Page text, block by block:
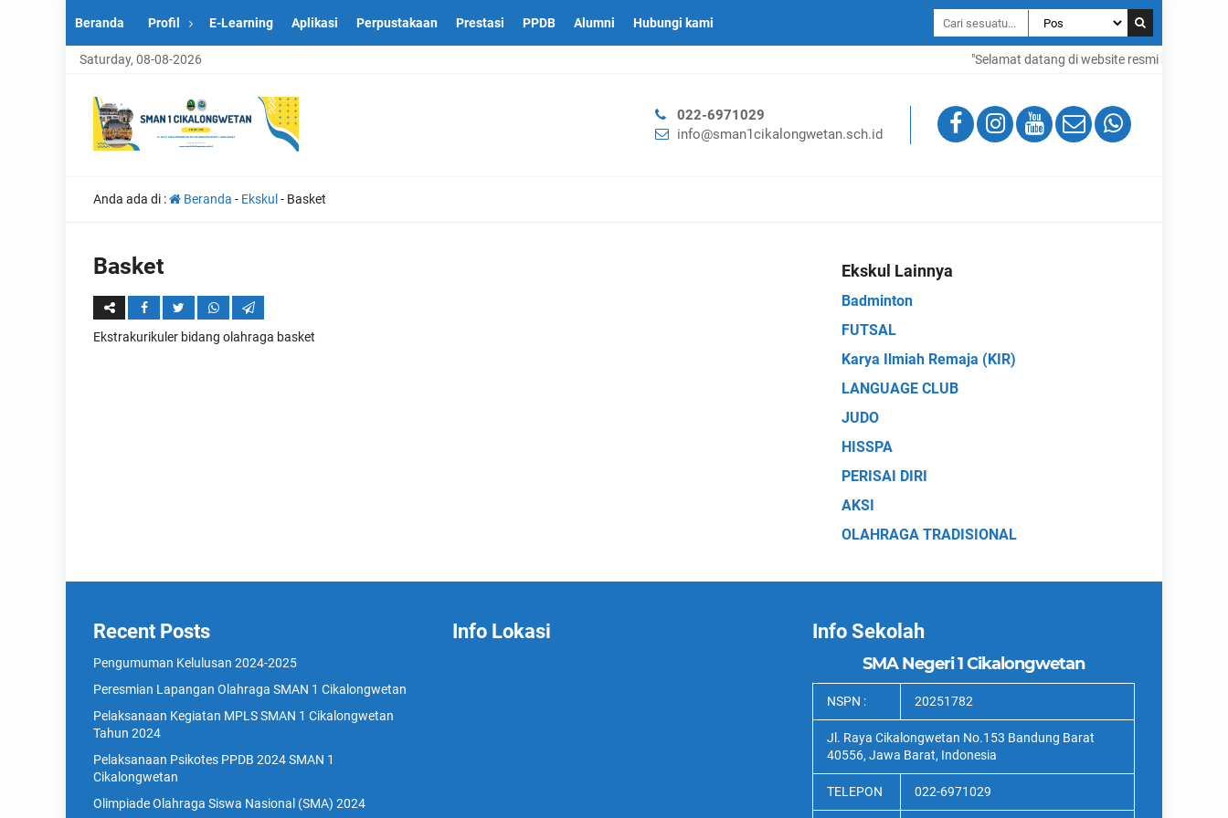
Beranda Profil E-Learning Aplikasi Perpustakaan Prestasi PPDB Alumni Hubungi kami
Saturday, 08-08-2026 "Selamat datang di website resmi SMAN 1
022-6971029
info@sman1cikalongwetan.sch.id
Anda ada di : Beranda - Ekskul - Basket
Basket
Ekstrakurikuler bidang olahraga basket
Ekskul Lainnya
Badminton
FUTSAL
Karya Ilmiah Remaja (KIR)
LANGUAGE CLUB
JUDO
HISSPA
PERISAI DIRI
AKSI
OLAHRAGA TRADISIONAL
Recent Posts
Pengumuman Kelulusan 2024-2025
Peresmian Lapangan Olahraga SMAN 1 Cikalongwetan
Pelaksanaan Kegiatan MPLS SMAN 1 Cikalongwetan
Tahun 2024
Pelaksanaan Psikotes PPDB 2024 SMAN 1
Cikalongwetan
Olimpiade Olahraga Siswa Nasional (SMA) 2024
Info Lokasi Info Sekolah
SMA Negeri 1 Cikalongwetan
NSPN : 20251782
Jl. Raya Cikalongwetan No.153 Bandung Barat
40556, Jawa Barat, Indonesia
TELEPON 022-6971029